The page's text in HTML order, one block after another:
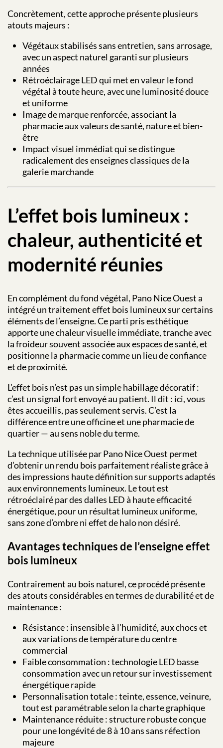
Concrètement, cette approche présente plusieurs
atouts majeurs :
Végétaux stabilisés sans entretien, sans arrosage,
avec un aspect naturel garanti sur plusieurs
années
Rétroéclairage LED qui met en valeur le fond
végétal à toute heure, avec une luminosité douce
et uniforme
Image de marque renforcée, associant la
pharmacie aux valeurs de santé, nature et bien-
être
Impact visuel immédiat qui se distingue
radicalement des enseignes classiques de la
galerie marchande
L’effet bois lumineux :
chaleur, authenticité et
modernité réunies
En complément du fond végétal, Pano Nice Ouest a
intégré un traitement effet bois lumineux sur certains
éléments de l’enseigne. Ce parti pris esthétique
apporte une chaleur visuelle immédiate, tranche avec
la froideur souvent associée aux espaces de santé, et
positionne la pharmacie comme un lieu de confiance
et de proximité.
L’effet bois n’est pas un simple habillage décoratif :
c’est un signal fort envoyé au patient. Il dit : ici, vous
êtes accueillis, pas seulement servis. C’est la
différence entre une officine et une pharmacie de
quartier — au sens noble du terme.
La technique utilisée par Pano Nice Ouest permet
d’obtenir un rendu bois parfaitement réaliste grâce à
des impressions haute définition sur supports adaptés
aux environnements lumineux. Le tout est
rétroéclairé par des dalles LED à haute efficacité
énergétique, pour un résultat lumineux uniforme,
sans zone d’ombre ni effet de halo non désiré.
Avantages techniques de l’enseigne effet
bois lumineux
Contrairement au bois naturel, ce procédé présente
des atouts considérables en termes de durabilité et de
maintenance :
Résistance : insensible à l’humidité, aux chocs et
aux variations de température du centre
commercial
Faible consommation : technologie LED basse
consommation avec un retour sur investissement
énergétique rapide
Personnalisation totale : teinte, essence, veinure,
tout est paramétrable selon la charte graphique
Maintenance réduite : structure robuste conçue
pour une longévité de 8 à 10 ans sans réfection
majeure